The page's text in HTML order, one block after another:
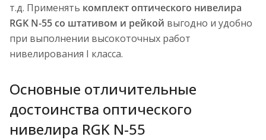
т.д. Применять комплект оптического нивелира
RGK N-55 со штативом и рейкой выгодно и удобно
при выполнении высокоточных работ
нивелирования I класса.
Основные отличительные
достоинства оптического
нивелира RGK N-55